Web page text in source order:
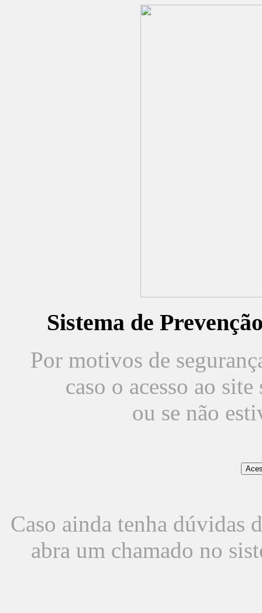
Sistema de
Por motivos de
caso o acesso ao
ou se não
Caso ainda tenha dúvidas
abra um chamado no